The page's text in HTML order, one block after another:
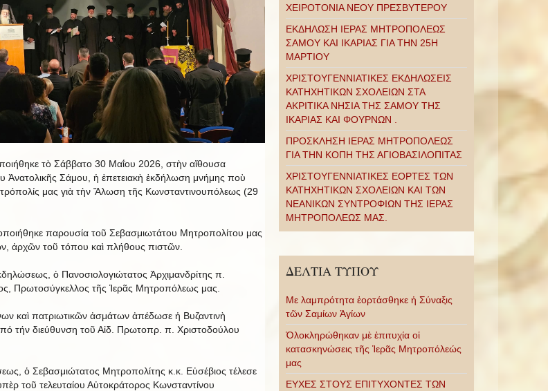
τὸ Σάββατο 30 Μαΐου 2026, στὴν αἴθουσα
Ἀνατολικῆς Σάμου, ἡ ἐπετειακὴ ἐκδήλωση μνήμης ποὺ
μας γιὰ τὴν Ἄλωση τῆς Κωνσταντινουπόλεως (29
παρουσία τοῦ Σεβασμιωτάτου Μητροπολίτου μας
ἀρχῶν τοῦ τόπου καὶ πλήθους πιστῶν.
ὁ Πανοσιολογιώτατος Ἀρχιμανδρίτης π.
Πρωτοσύγκελλος τῆς Ἱερᾶς Μητροπόλεως μας.
καὶ πατριωτικῶν ἀσμάτων ἀπέδωσε ἡ Βυζαντινὴ
τήν διεύθυνση τοῦ Αἰδ. Πρωτοπρ. π. Χριστοδούλου
ὁ Σεβασμιώτατος Μητροπολίτης κ.κ. Εὐσέβιος τέλεσε
τοῦ τελευταίου Αὐτοκράτορος Κωνσταντίνου
ΧΕΙΡΟΤΟΝΙΑ ΝΕΟΥ ΠΡΕΣΒΥΤΕΡΟΥ
ΕΚΔΗΛΩΣΗ ΙΕΡΑΣ ΜΗΤΡΟΠΟΛΕΩΣ
ΣΑΜΟΥ ΚΑΙ ΙΚΑΡΙΑΣ ΓΙΑ ΤΗΝ 25Η
ΜΑΡΤΙΟΥ
ΧΡΙΣΤΟΥΓΕΝΝΙΑΤΙΚΕΣ ΕΚΔΗΛΩΣΕΙΣ
ΚΑΤΗΧΗΤΙΚΩΝ ΣΧΟΛΕΙΩΝ ΣΤΑ
ΑΚΡΙΤΙΚΑ ΝΗΣΙΑ ΤΗΣ ΣΑΜΟΥ ΤΗΣ
ΙΚΑΡΙΑΣ ΚΑΙ ΦΟΥΡΝΩΝ .
ΠΡΟΣΚΛΗΣΗ ΙΕΡΑΣ ΜΗΤΡΟΠΟΛΕΩΣ
ΓΙΑ ΤΗΝ ΚΟΠΗ ΤΗΣ ΑΓΙΟΒΑΣΙΛΟΠΙΤΑΣ
ΧΡΙΣΤΟΥΓΕΝΝΙΑΤΙΚΕΣ ΕΟΡΤΕΣ ΤΩΝ
ΚΑΤΗΧΗΤΙΚΩΝ ΣΧΟΛΕΙΩΝ ΚΑΙ ΤΩΝ
ΝΕΑΝΙΚΩΝ ΣΥΝΤΡΟΦΙΩΝ ΤΗΣ ΙΕΡΑΣ
ΜΗΤΡΟΠΟΛΕΩΣ ΜΑΣ.
ΔΕΛΤΙΑ ΤΥΠΟΥ
Με λαμπρότητα ἑορτάσθηκε ἡ Σύναξις
τῶν Σαμίων Ἁγίων
Ὁλοκληρώθηκαν μὲ ἐπιτυχία οἱ
κατασκηνώσεις τῆς Ἱερᾶς Μητροπόλεώς
μας
ΕΥΧΕΣ ΣΤΟΥΣ ΕΠΙΤΥΧΟΝΤΕΣ ΤΩΝ